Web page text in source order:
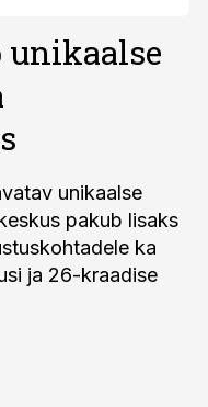
unikaalse
unikaalse
pakub lisaks
ka
ja 26-kraadise